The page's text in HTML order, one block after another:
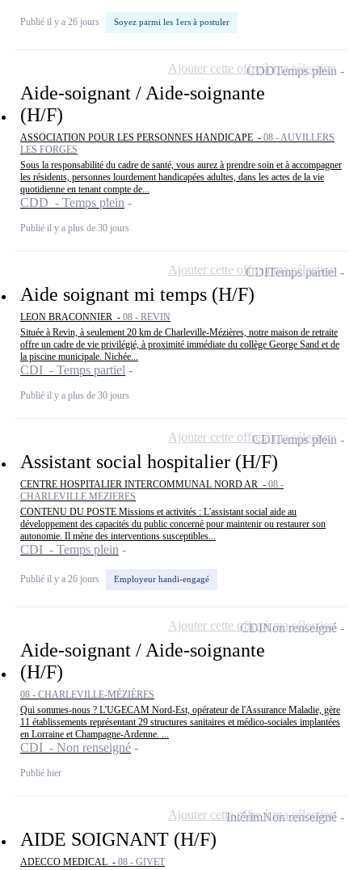
Publié il y a 26 jours Soyez parmi les 1ers à postuler
Aide-soignant / Aide-soignante
(H/F)
ASSOCIATION POUR LES PERSONNES HANDICAPE - 08 - AUVILLERS
LES FORGES
Sous la responsabilité du cadre de santé, vous aurez à prendre soin et à accompagner
les résidents, personnes lourdement handicapées adultes, dans les actes de la vie
quotidienne en tenant compte de...
CDD - Temps plein
Publié il y a plus de 30 jours
CDDTemps plein
Ajouter cette offre à ma sélection
Aide soignant mi temps (H/F)
LEON BRACONNIER - 08 - REVIN
Située à Revin, à seulement 20 km de Charleville-Mézières, notre maison de retraite
offre un cadre de vie privilégié, à proximité immédiate du collège George Sand et de
la piscine municipale. Nichée...
CDI - Temps partiel
Publié il y a plus de 30 jours
CDITemps partiel
Ajouter cette offre à ma sélection
Assistant social hospitalier (H/F)
CENTRE HOSPITALIER INTERCOMMUNAL NORD AR - 08 -
CHARLEVILLE MEZIERES
CONTENU DU POSTE Missions et activités : L'assistant social aide au
développement des capacités du public concerné pour maintenir ou restaurer son
autonomie. Il mène des interventions susceptibles...
CDI - Temps plein
Publié il y a 26 jours Employeur handi-engagé
CDITemps plein
Ajouter cette offre à ma sélection
Aide-soignant / Aide-soignante
(H/F)
08 - CHARLEVILLE-MÉZIÈRES
Qui sommes-nous ? L'UGECAM Nord-Est, opérateur de l'Assurance Maladie, gère
11 établissements représentant 29 structures sanitaires et médico-sociales implantées
en Lorraine et Champagne-Ardenne. ...
CDI - Non renseigné
Publié hier
CDINon renseigné
Ajouter cette offre à ma sélection
AIDE SOIGNANT (H/F)
ADECCO MEDICAL - 08 - GIVET
IntérimNon renseigné
Ajouter cette offre à ma sélection